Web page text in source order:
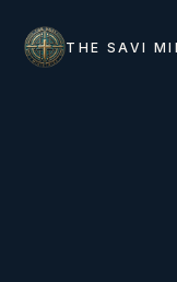
THE SAVI